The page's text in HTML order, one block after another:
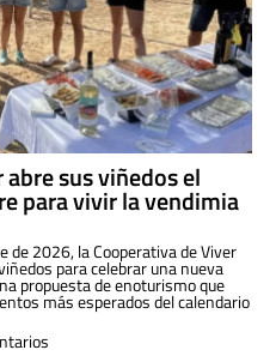
sus viñedos el
para vivir la vendimia
de 2026, la Cooperativa de Viver
para celebrar una nueva
propuesta de enoturismo que
más esperados del calendario